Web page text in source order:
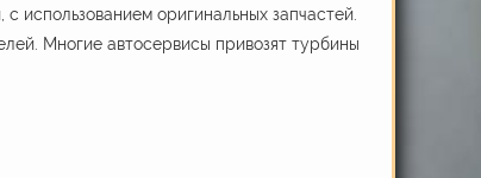
использованием оригинальных запчастей.
Многие автосервисы привозят турбины